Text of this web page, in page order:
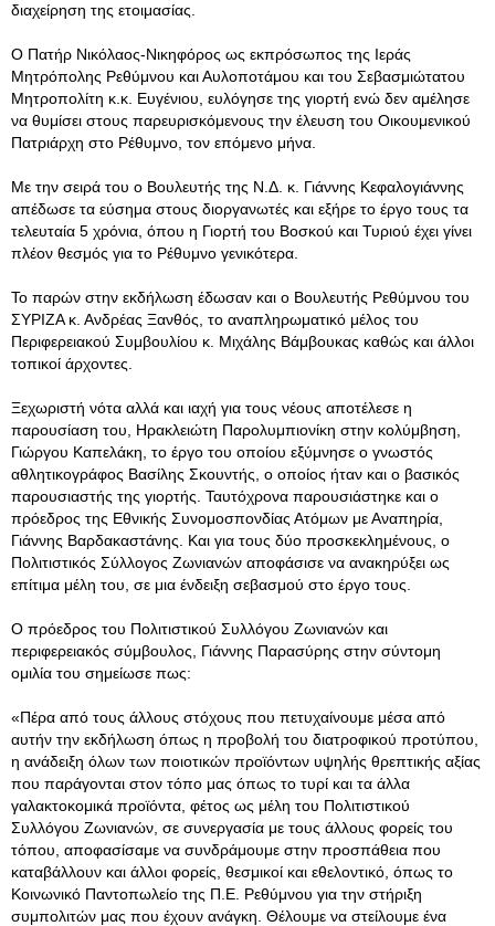
διαχείρηση της ετοιμασίας.
Ο Πατήρ Νικόλαος-Νικηφόρος ως εκπρόσωπος της Ιεράς
Μητρόπολης Ρεθύμνου και Αυλοποτάμου και του Σεβασμιώτατου
Μητροπολίτη κ.κ. Ευγένιου, ευλόγησε της γιορτή ενώ δεν αμέλησε
να θυμίσει στους παρευρισκόμενους την έλευση του Οικουμενικού
Πατριάρχη στο Ρέθυμνο, τον επόμενο μήνα.
Με την σειρά του ο Βουλευτής της Ν.Δ. κ. Γιάννης Κεφαλογιάννης
απέδωσε τα εύσημα στους διοργανωτές και εξήρε το έργο τους τα
τελευταία 5 χρόνια, όπου η Γιορτή του Βοσκού και Τυριού έχει γίνει
πλέον θεσμός για το Ρέθυμνο γενικότερα.
Το παρών στην εκδήλωση έδωσαν και ο Βουλευτής Ρεθύμνου του
ΣΥΡΙΖΑ κ. Ανδρέας Ξανθός, το αναπληρωματικό μέλος του
Περιφερειακού Συμβουλίου κ. Μιχάλης Βάμβουκας καθώς και άλλοι
τοπικοί άρχοντες.
Ξεχωριστή νότα αλλά και ιαχή για τους νέους αποτέλεσε η
παρουσίαση του, Ηρακλειώτη Παρολυμπιονίκη στην κολύμβηση,
Γιώργου Καπελάκη, το έργο του οποίου εξύμνησε ο γνωστός
αθλητικογράφος Βασίλης Σκουντής, ο οποίος ήταν και ο βασικός
παρουσιαστής της γιορτής. Ταυτόχρονα παρουσιάστηκε και ο
πρόεδρος της Εθνικής Συνομοσπονδίας Ατόμων με Αναπηρία,
Γιάννης Βαρδακαστάνης. Και για τους δύο προσκεκλημένους, ο
Πολιτιστικός Σύλλογος Ζωνιανών αποφάσισε να ανακηρύξει ως
επίτιμα μέλη του, σε μια ένδειξη σεβασμού στο έργο τους.
Ο πρόεδρος του Πολιτιστικού Συλλόγου Ζωνιανών και
περιφερειακός σύμβουλος, Γιάννης Παρασύρης στην σύντομη
ομιλία του σημείωσε πως:
«Πέρα από τους άλλους στόχους που πετυχαίνουμε μέσα από
αυτήν την εκδήλωση όπως η προβολή του διατροφικού προτύπου,
η ανάδειξη όλων των ποιοτικών προϊόντων υψηλής θρεπτικής αξίας
που παράγονται στον τόπο μας όπως το τυρί και τα άλλα
γαλακτοκομικά προϊόντα, φέτος ως μέλη του Πολιτιστικού
Συλλόγου Ζωνιανών, σε συνεργασία με τους άλλους φορείς του
τόπου, αποφασίσαμε να συνδράμουμε στην προσπάθεια που
καταβάλλουν και άλλοι φορείς, θεσμικοί και εθελοντικό, όπως το
Κοινωνικό Παντοπωλείο της Π.Ε. Ρεθύμνου για την στήριξη
συμπολιτών μας που έχουν ανάγκη. Θέλουμε να στείλουμε ένα